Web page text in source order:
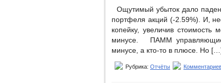
Ощутимый убыток дало
портфеля акций (-2.59%). И,
копейку, увеличив
минусе. ПАММ управляющие
минусе, а кто-то в плюсе. Но
Рубрика: Отчёты